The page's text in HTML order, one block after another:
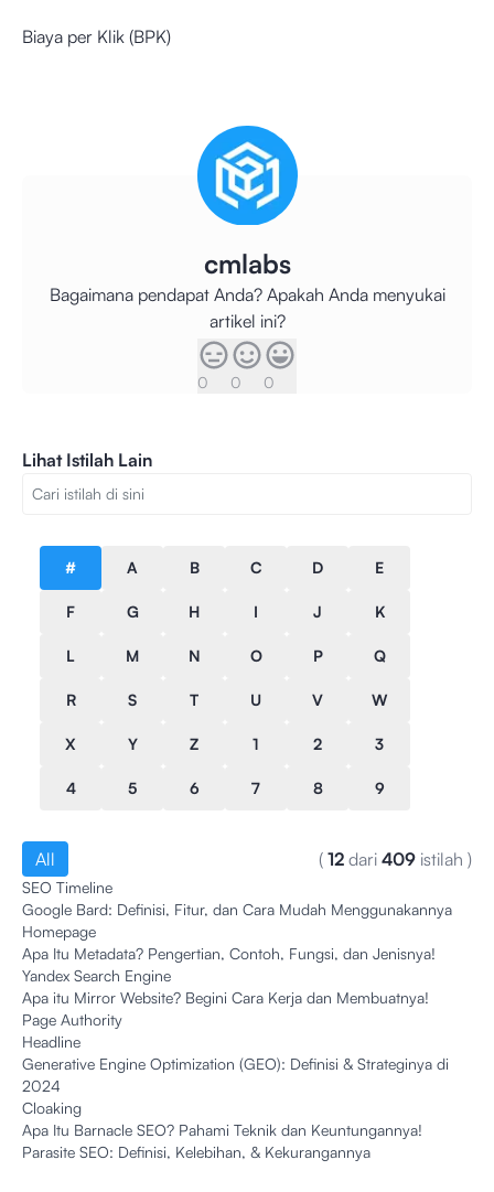
Biaya per Klik (BPK)
cmlabs
Bagaimana pendapat Anda? Apakah Anda menyukai
artikel ini?
0 0 0
Lihat Istilah Lain
# A B C D E
F G H I J K
L M N O P Q
R S T U V W
X Y Z 1 2 3
4 5 6 7 8 9
All ( 12 dari 409 istilah )
SEO Timeline
Google Bard: Definisi, Fitur, dan Cara Mudah Menggunakannya
Homepage
Apa Itu Metadata? Pengertian, Contoh, Fungsi, dan Jenisnya!
Yandex Search Engine
Apa itu Mirror Website? Begini Cara Kerja dan Membuatnya!
Page Authority
Headline
Generative Engine Optimization (GEO): Definisi & Strateginya di
2024
Cloaking
Apa Itu Barnacle SEO? Pahami Teknik dan Keuntungannya!
Parasite SEO: Definisi, Kelebihan, & Kekurangannya